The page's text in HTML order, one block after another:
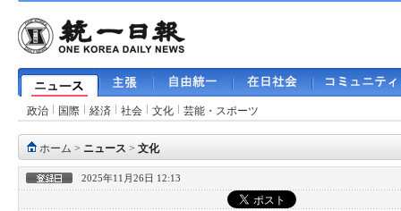
政治 国際 経済 社会 文化 芸能・スポーツ
ホーム > ニュース > 文化
2025年11月26日 12:13